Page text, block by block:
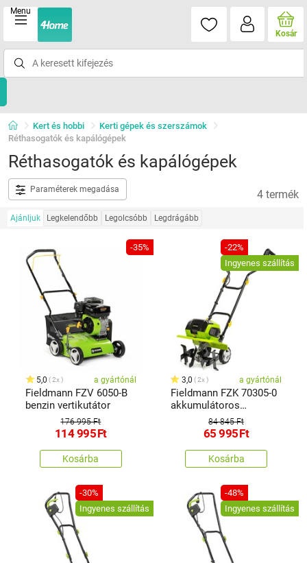
Menu
Kosár
Kert és hobbi
Kerti gépek és szerszámok
Réthasogatók és kapálógépek
Réthasogatók és kapálógépek
Paraméterek megadása 4 termék
Ajánljuk Legkelendőbb Legolcsóbb Legdrágább
-35%
5,0 2x a gyártónál
Fieldmann FZV 6050-B
benzin vertikutátor
176 995 Ft
114 995Ft
Kosárba
-22%
Ingyenes szállítás
3,0 2x a gyártónál
Fieldmann FZK 70305-0
akkumulátoros
kapálógép FAST POWER
84 845 Ft
65 995Ft
Kosárba
-30%
Ingyenes szállítás
-48%
Ingyenes szállítás